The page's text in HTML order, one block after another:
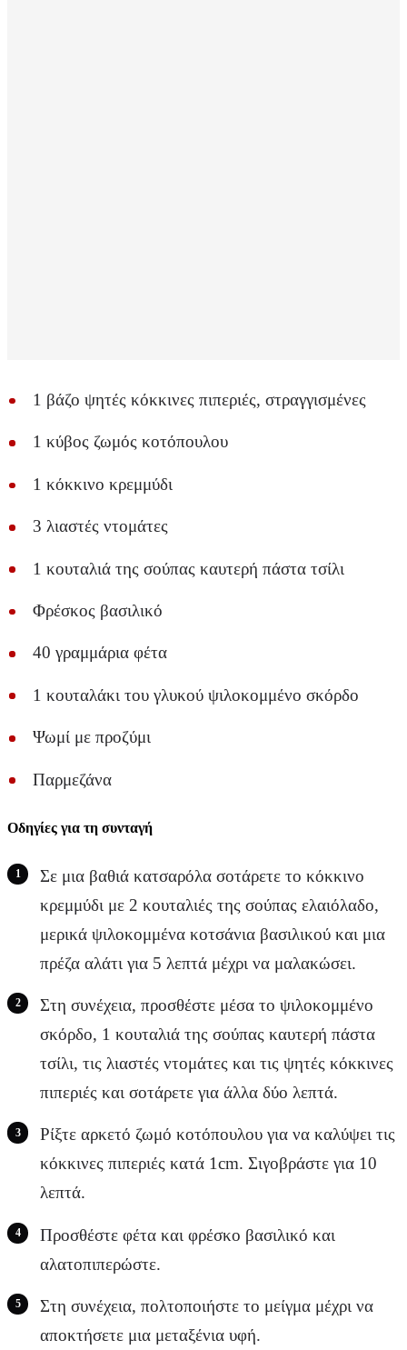
1 βάζο ψητές κόκκινες πιπεριές, στραγγισμένες
1 κύβος ζωμός κοτόπουλου
1 κόκκινο κρεμμύδι
3 λιαστές ντομάτες
1 κουταλιά της σούπας καυτερή πάστα τσίλι
Φρέσκος βασιλικό
40 γραμμάρια φέτα
1 κουταλάκι του γλυκού ψιλοκομμένο σκόρδο
Ψωμί με προζύμι
Παρμεζάνα
Οδηγίες για τη συνταγή
Σε μια βαθιά κατσαρόλα σοτάρετε το κόκκινο
κρεμμύδι με 2 κουταλιές της σούπας ελαιόλαδο,
μερικά ψιλοκομμένα κοτσάνια βασιλικού και μια
πρέζα αλάτι για 5 λεπτά μέχρι να μαλακώσει.
Στη συνέχεια, προσθέστε μέσα το ψιλοκομμένο
σκόρδο, 1 κουταλιά της σούπας καυτερή πάστα
τσίλι, τις λιαστές ντομάτες και τις ψητές κόκκινες
πιπεριές και σοτάρετε για άλλα δύο λεπτά.
Ρίξτε αρκετό ζωμό κοτόπουλου για να καλύψει τις
κόκκινες πιπεριές κατά 1cm. Σιγοβράστε για 10
λεπτά.
Προσθέστε φέτα και φρέσκο βασιλικό και
αλατοπιπερώστε.
Στη συνέχεια, πολτοποιήστε το μείγμα μέχρι να
αποκτήσετε μια μεταξένια υφή.